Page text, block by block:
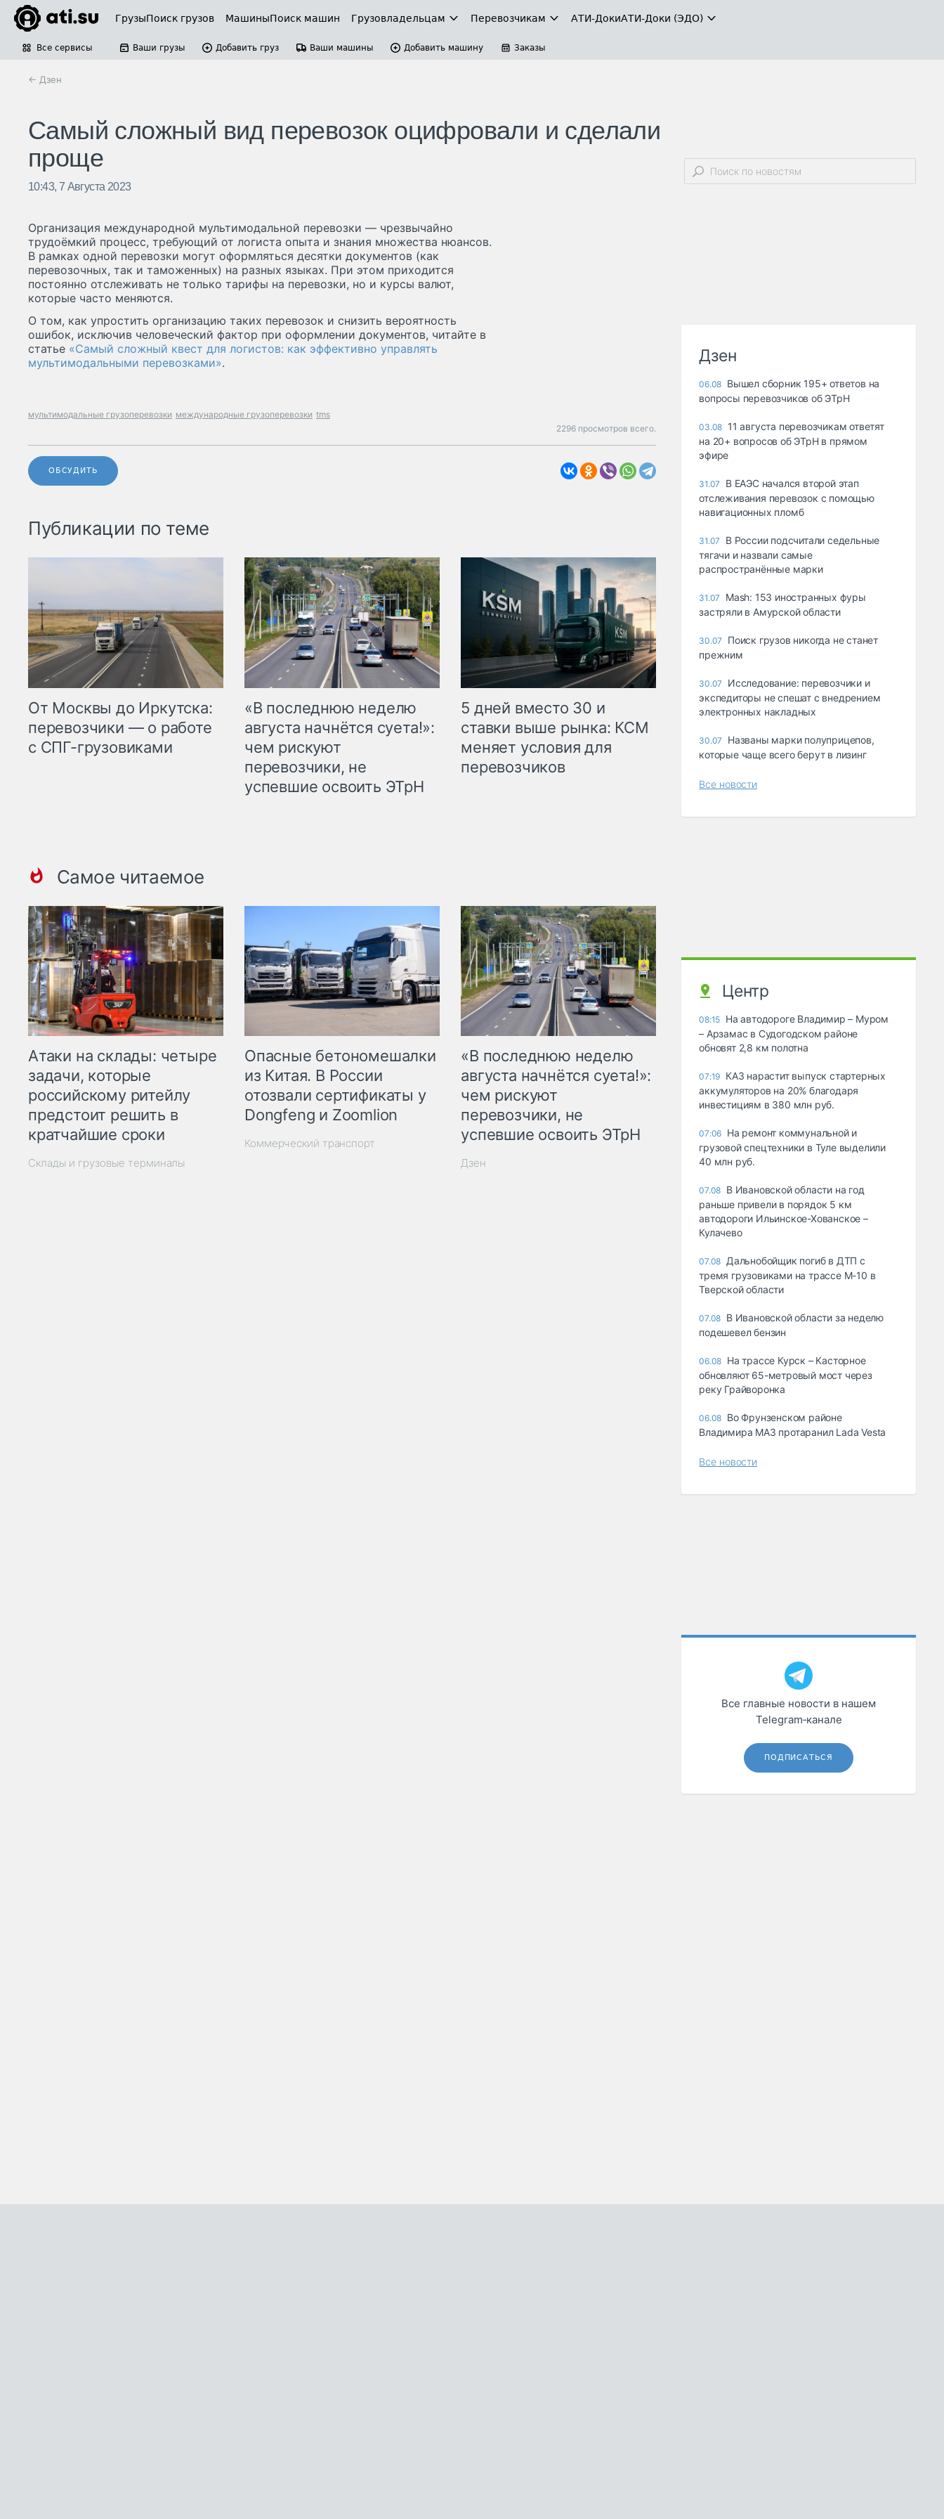
ГрузыПоиск грузов МашиныПоиск машин Грузовладельцам Перевозчикам АТИ-ДокиАТИ-Доки (ЭДО)
Все сервисы Ваши грузы Добавить груз Ваши машины Добавить машину Заказы
← Дзен
Самый сложный вид перевозок оцифровали и сделали
проще
10:43, 7 Августа 2023
Организация международной мультимодальной перевозки — чрезвычайно
трудоёмкий процесс, требующий от логиста опыта и знания множества нюансов.
В рамках одной перевозки могут оформляться десятки документов (как
перевозочных, так и таможенных) на разных языках. При этом приходится
постоянно отслеживать не только тарифы на перевозки, но и курсы валют,
которые часто меняются.
О том, как упростить организацию таких перевозок и снизить вероятность
ошибок, исключив человеческий фактор при оформлении документов, читайте в
статье «Самый сложный квест для логистов: как эффективно управлять
мультимодальными перевозками».
мультимодальные грузоперевозки международные грузоперевозки tms
2296 просмотров всего.
ОБСУДИТЬ
Публикации по теме
От Москвы до Иркутска:
перевозчики — о работе
с СПГ-грузовиками
«В последнюю неделю
августа начнётся суета!»:
чем рискуют
перевозчики, не
успевшие освоить ЭТрН
5 дней вместо 30 и
ставки выше рынка: КСМ
меняет условия для
перевозчиков
Самое читаемое
Атаки на склады: четыре
задачи, которые
российскому ритейлу
предстоит решить в
кратчайшие сроки
Склады и грузовые терминалы
Опасные бетономешалки
из Китая. В России
отозвали сертификаты у
Dongfeng и Zoomlion
Коммерческий транспорт
«В последнюю неделю
августа начнётся суета!»:
чем рискуют
перевозчики, не
успевшие освоить ЭТрН
Дзен
Дзен
06.08 Вышел сборник 195+ ответов на
вопросы перевозчиков об ЭТрН
03.08 11 августа перевозчикам ответят
на 20+ вопросов об ЭТрН в прямом
эфире
31.07
В ЕАЭС начался второй этап
отслеживания перевозок с помощью
навигационных пломб
31.07
В России подсчитали седельные
тягачи и назвали самые
распространённые марки
31.07
Mash: 153 иностранных фуры
застряли в Амурской области
30.07
Поиск грузов никогда не станет
прежним
30.07
Исследование: перевозчики и
экспедиторы не спешат с внедрением
электронных накладных
30.07
Названы марки полуприцепов,
которые чаще всего берут в лизинг
Все новости
Центр
08:15 На автодороге Владимир – Муром
– Арзамас в Судогодском районе
обновят 2,8 км полотна
07:19 КАЗ нарастит выпуск стартерных
аккумуляторов на 20% благодаря
инвестициям в 380 млн руб.
07:06 На ремонт коммунальной и
грузовой спецтехники в Туле выделили
40 млн руб.
07.08 В Ивановской области на год
раньше привели в порядок 5 км
автодороги Ильинское-Хованское –
Кулачево
07.08 Дальнобойщик погиб в ДТП с
тремя грузовиками на трассе М-10 в
Тверской области
07.08 В Ивановской области за неделю
подешевел бензин
06.08 На трассе Курск – Касторное
обновляют 65-метровый мост через
реку Грайворонка
06.08 Во Фрунзенском районе
Владимира МАЗ протаранил Lada Vesta
Все новости
Все главные новости в нашем
Telegram‑канале
ПОДПИСАТЬСЯ